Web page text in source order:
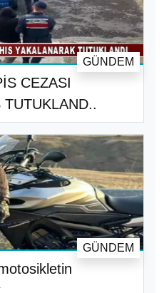
CEZASI
GÜNDEM
GÜNDEM